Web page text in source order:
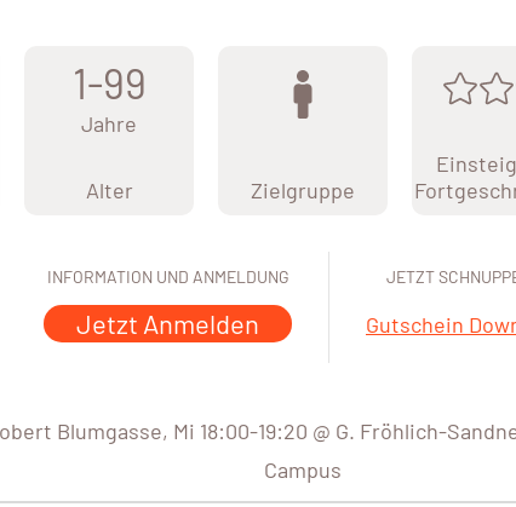
1-99
Jahre
Alter Zielgruppe
INFORMATION UND ANMELDUNG
Jetzt Anmelden
JETZT
Gutschein
Blumgasse, Mi 18:00-19:20 @ G. Fröhlich-
Campus